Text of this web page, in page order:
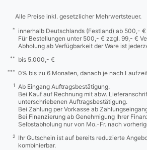
Alle Preise inkl. gesetzlicher Mehrwertsteuer.
*
innerhalb Deutschlands (Festland) ab 500,-
Für Bestellungen unter 500,- € zzgl. 99,- €
Abholung ab Verfügbarkeit der Ware ist
** bis 5.000,- €
*** 0% bis zu 6 Monaten, danach je nach
1
Ab Eingang Auftragsbestätigung.
Bei Kauf auf Rechnung mit abw.
unterschriebenen Auftragsbestätigung.
Bei Zahlung per Vorkasse ab
Bei Finanzierung ab Genehmigung Ihrer
Selbstabholung nur von Mo.-Fr. nach
2
Ihr Gutschein ist auf bereits reduzierte
kombinierbar.